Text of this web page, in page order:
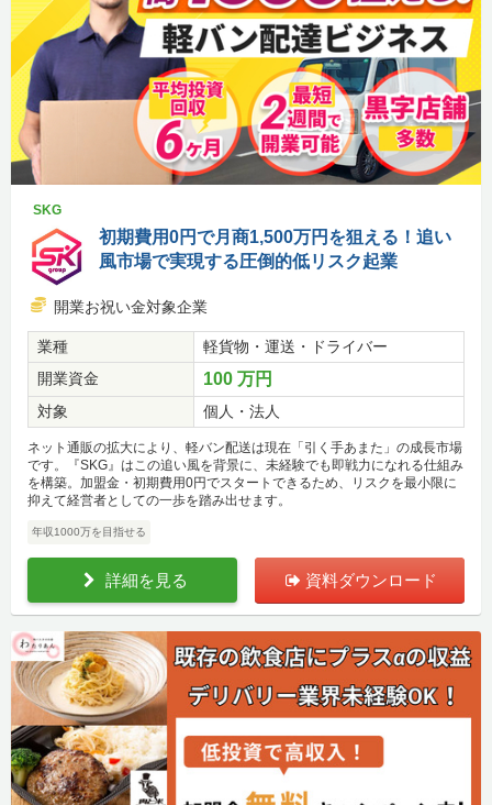
SKG
初期費用0円で月商1,500万円を狙える！追い
風市場で実現する圧倒的低リスク起業
開業お祝い金対象企業
業種
軽貨物・運送・ドライバー
開業資金
100 万円
対象 個人・法人
ネット通販の拡大により、軽バン配送は現在「引く手あまた」の成長市場
です。『SKG』はこの追い風を背景に、未経験でも即戦力になれる仕組み
を構築。加盟金・初期費用0円でスタートできるため、リスクを最小限に
抑えて経営者としての一歩を踏み出せます。
年収1000万を目指せる
詳細を見る 資料ダウンロード